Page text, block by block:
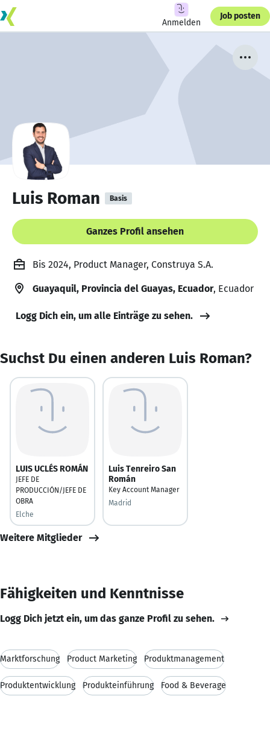
Anmelden
Job posten
Luis Roman Basis
Ganzes Profil ansehen
Bis 2024, Product Manager, Construya S.A.
Guayaquil, Provincia del Guayas, Ecuador, Ecuador
Logg Dich ein, um alle Einträge zu sehen.
Suchst Du einen anderen Luis Roman?
LUIS UCLÉS ROMÁN
JEFE DE
PRODUCCIÓN/JEFE DE
OBRA
Elche
Luis Tenreiro San
Román
Key Account Manager
Madrid
Weitere Mitglieder
Fähigkeiten und Kenntnisse
Logg Dich jetzt ein, um das ganze Profil zu sehen.
Marktforschung Product Marketing Produktmanagement
Produktentwicklung Produkteinführung Food & Beverage